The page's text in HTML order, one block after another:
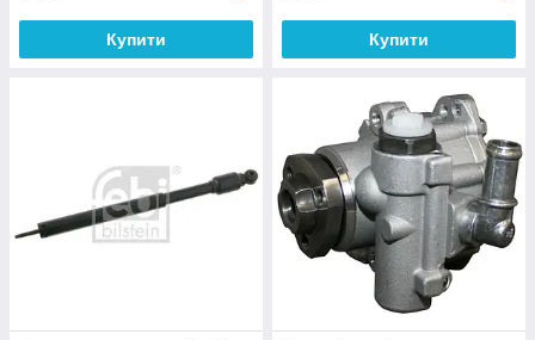
Купити Купити